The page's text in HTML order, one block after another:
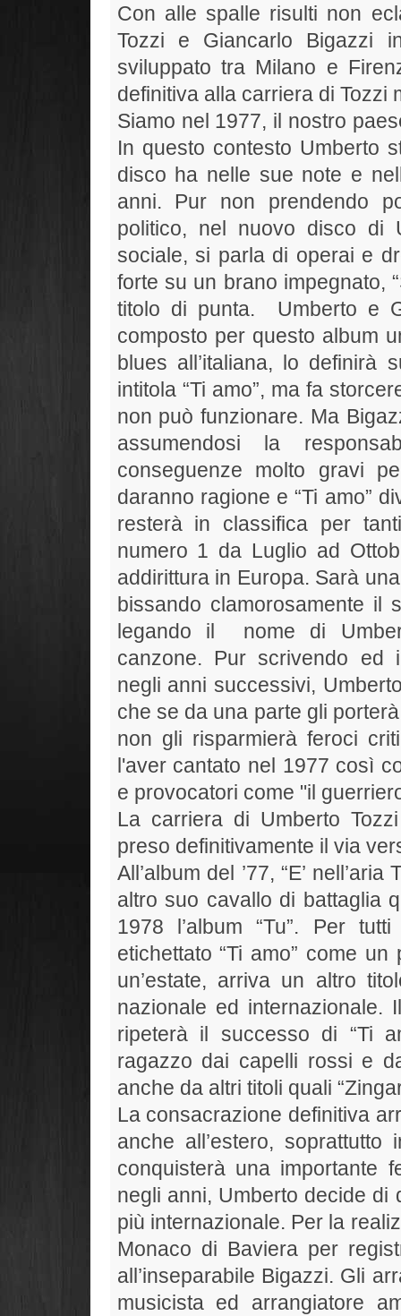
Con alle spalle risulti non
Tozzi e Giancarlo Bigazzi
sviluppato tra Milano e
definitiva alla carriera di Tozzi
Siamo nel 1977, il nostro
In questo contesto Umberto
disco ha nelle sue note e
anni. Pur non prendendo
politico, nel nuovo disco di
sociale, si parla di operai e
forte su un brano impegnato,
titolo di punta. Umberto e
composto per questo album
blues all’italiana, lo definirà
intitola “Ti amo”, ma fa
non può funzionare. Ma
assumendosi la
conseguenze molto gravi
daranno ragione e “Ti amo”
resterà in classifica per
numero 1 da Luglio ad
addirittura in Europa. Sarà
bissando clamorosamente il
legando il nome di
canzone. Pur scrivendo ed
negli anni successivi,
che se da una parte gli
non gli risparmierà feroci
l'aver cantato nel 1977 così
e provocatori come "il
La carriera di Umberto
preso definitivamente il via
All’album del ’77, “E’
altro suo cavallo di battaglia
1978 l’album “Tu”. Per
etichettato “Ti amo” come
un’estate, arriva un altro
nazionale ed internazionale.
ripeterà il successo di “Ti
ragazzo dai capelli rossi e
anche da altri titoli quali
La consacrazione definitiva
anche all’estero, soprattutto
conquisterà una importante
negli anni, Umberto decide
più internazionale. Per la
Monaco di Baviera per
all’inseparabile Bigazzi. Gli
musicista ed arrangiatore